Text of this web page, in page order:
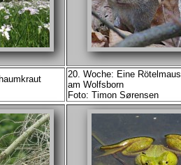
20. Woche: Eine Rötelmaus
am Wolfsborn
Foto: Timon Sørensen